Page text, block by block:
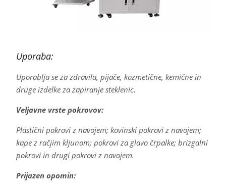
Uporaba:
Uporablja se za zdravila, pijače, kozmetične, kemične in
druge izdelke za zapiranje steklenic.
Veljavne vrste pokrovov:
Plastični pokrovi z navojem; kovinski pokrovi z navojem;
kape z račjim kljunom; pokrovi za glavo črpalke; brizgalni
pokrovi in drugi pokrovi z navojem.
Prijazen opomin: